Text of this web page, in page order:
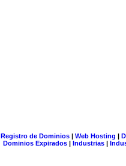
Registro de Dominios| Web Hosting |
Dominios Expirados | Industrias |